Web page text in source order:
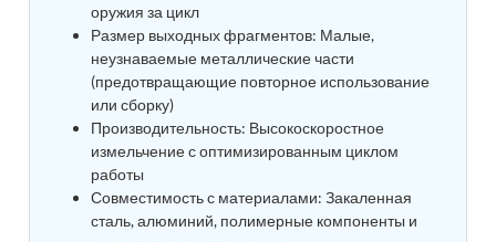
Doppler Vor Test Rack
Test Rig For Irab Brake System
Oxygen Gas Boosting Station
Chemical Cleaning Bay
Oxygen Boosting System For Oxygen Generation
Plant Psa
Advanced Test & Calibration Bench for Integrated
Fuel Pump and Controller in Aircraft Engines
Vehicle-Mounted Expandable Battery Command
оружия за цикл
Размер выходных фрагментов: Малые,
неузнаваемые металлические части
(предотвращающие повторное использование
или сборку)
Производительность: Высокоскоростное
измельчение с оптимизированным циклом
работы
Совместимость с материалами: Закаленная
сталь, алюминий, полимерные компоненты и